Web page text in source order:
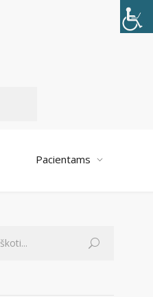
Pacientams